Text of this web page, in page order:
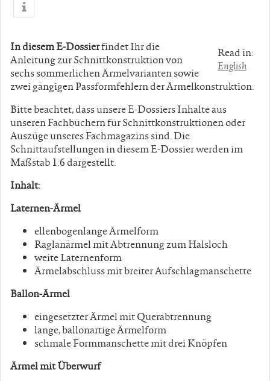
Read in:
English
In diesem E-Dossierfindet Ihr die
Anleitung zur Schnittkonstruktion von
sechs sommerlichen Ärmelvarianten sowie
zwei gängigen Passformfehlern der Ärmelkonstruktion.
Bitte beachtet, dass unsere E-Dossiers Inhalte aus
unseren Fachbüchern für Schnittkonstruktionen oder
Auszüge unseres Fachmagazins sind. Die
Schnittaufstellungen in diesem E-Dossier werden im
Maßstab 1:6 dargestellt.
Inhalt:
Laternen-Ärmel
ellenbogenlange Ärmelform
Raglanärmel mit Abtrennung zum Halsloch
weite Laternenform
Ärmelabschluss mit breiter Aufschlagmanschette
Ballon-Ärmel
eingesetzter Ärmel mit Querabtrennung
lange, ballonartige Ärmelform
schmale Formmanschette mit drei Knöpfen
Ärmel mit Überwurf